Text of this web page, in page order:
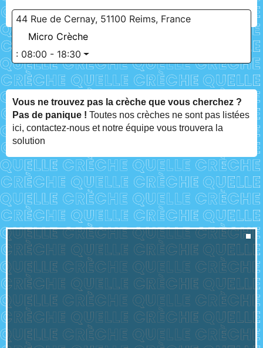
44 Rue de Cernay, 51100 Reims, France
Micro Crèche
: 08:00 - 18:30
Vous ne trouvez pas la crèche que vous cherchez ?
Pas de panique ! Toutes nos crèches ne sont pas listées
ici, contactez-nous et notre équipe vous trouvera la
solution